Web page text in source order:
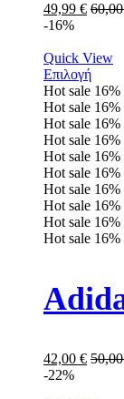
49,99 €
-16%
Quick View
Επιλογή
Hot sale 16%
Hot sale 16%
Hot sale 16%
Hot sale 16%
Hot sale 16%
Hot sale 16%
Hot sale 16%
Hot sale 16%
Hot sale 16%
Hot sale 16%
42,00 €
-22%